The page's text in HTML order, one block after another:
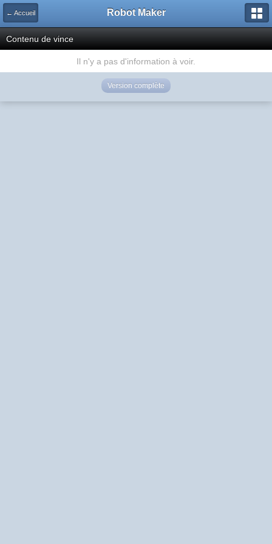
← Accueil Robot Maker
Contenu de vince
Il n'y a pas d'information à voir.
Version complète